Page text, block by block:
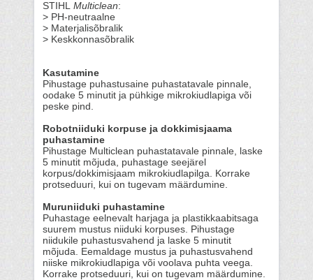
STIHL Multiclean:
> PH-neutraalne
> Materjalisõbralik
> Keskkonnasõbralik
Kasutamine
Pihustage puhastusaine puhastatavale pinnale,
oodake 5 minutit ja pühkige mikrokiudlapiga või
peske pind.
Robotniiduki korpuse ja dokkimisjaama
puhastamine
Pihustage Multiclean puhastatavale pinnale, laske
5 minutit mõjuda, puhastage seejärel
korpus/dokkimisjaam mikrokiudlapilga. Korrake
protseduuri, kui on tugevam määrdumine.
Muruniiduki puhastamine
Puhastage eelnevalt harjaga ja plastikkaabitsaga
suurem mustus niiduki korpuses. Pihustage
niidukile puhastusvahend ja laske 5 minutit
mõjuda. Eemaldage mustus ja puhastusvahend
niiske mikrokiudlapiga või voolava puhta veega.
Korrake protseduuri, kui on tugevam määrdumine.